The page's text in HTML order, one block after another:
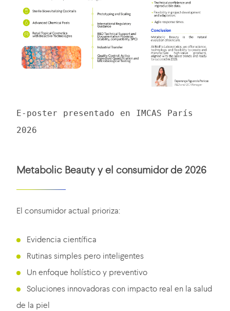
E-poster presentado en IMCAS París
2026
Metabolic Beauty y el consumidor de 2026
El consumidor actual prioriza:
Evidencia científica
Rutinas simples pero inteligentes
Un enfoque holístico y preventivo
Soluciones innovadoras con impacto real en la salud
de la piel